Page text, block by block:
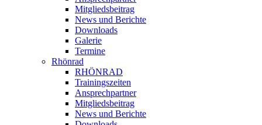
Mitgliedsbeitrag
News und Berichte
Downloads
Galerie
Termine
Rhönrad
RHÖNRAD
Trainingszeiten
Ansprechpartner
Mitgliedsbeitrag
News und Berichte